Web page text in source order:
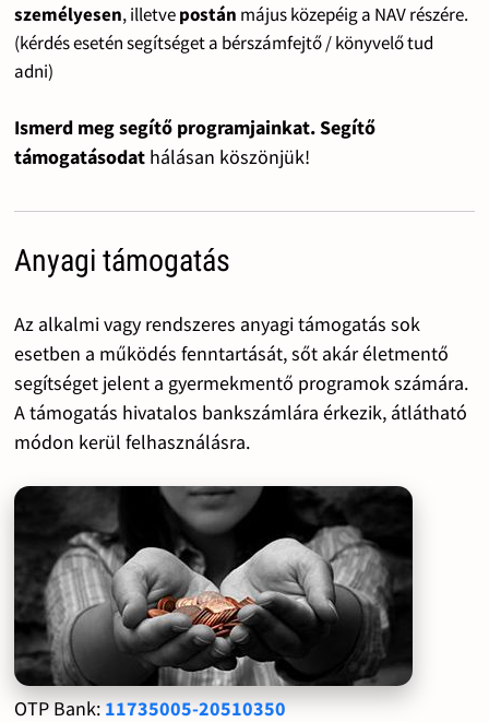
személyesen, illetvepostán május közepéig a NAV részére.
(kérdés esetén segítséget a bérszámfejtő / könyvelő tud
adni)
Ismerd meg segítő programjainkat. Segítő
támogatásodat hálásan köszönjük!
Anyagi támogatás
Az alkalmi vagy rendszeres anyagi támogatás sok
esetben a működés fenntartását, sőt akár életmentő
segítséget jelent a gyermekmentő programok számára.
A támogatás hivatalos bankszámlára érkezik, átlátható
módon kerül felhasználásra.
OTP Bank: 11735005-20510350